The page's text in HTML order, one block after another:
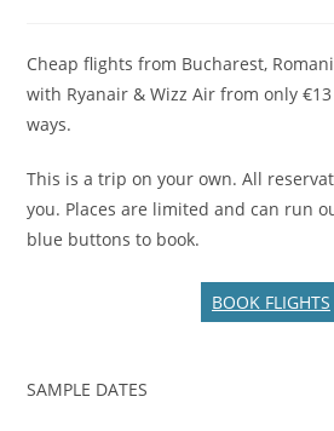
Cheap flights from Bucharest,
with Ryanair & Wizz Air from only
ways.
This is a trip on your own. All
you. Places are limited and can run
blue buttons to book.
BOOK FLIGHTS
SAMPLE DATES